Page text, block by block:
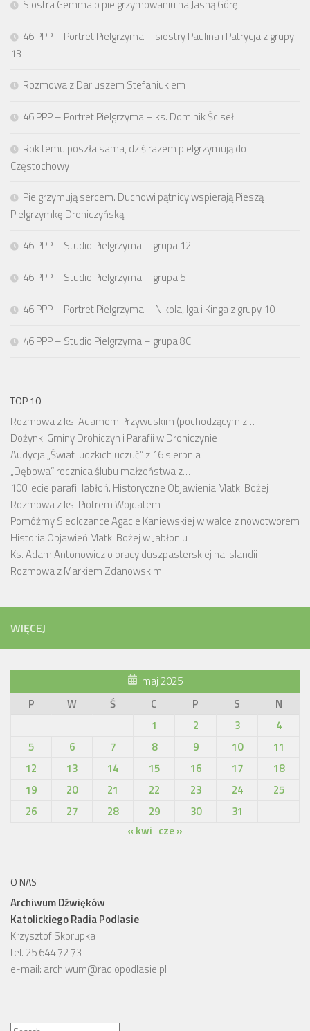
Siostra Gemma o pielgrzymowaniu na Jasną Górę
46 PPP – Portret Pielgrzyma – siostry Paulina i Patrycja z grupy
13
Rozmowa z Dariuszem Stefaniukiem
46 PPP – Portret Pielgrzyma – ks. Dominik Ściseł
Rok temu poszła sama, dziś razem pielgrzymują do
Częstochowy
Pielgrzymują sercem. Duchowi pątnicy wspierają Pieszą
Pielgrzymkę Drohiczyńską
46 PPP – Studio Pielgrzyma – grupa 12
46 PPP – Studio Pielgrzyma – grupa 5
46 PPP – Portret Pielgrzyma – Nikola, Iga i Kinga z grupy 10
46 PPP – Studio Pielgrzyma – grupa 8C
TOP 10
Rozmowa z ks. Adamem Przywuskim (pochodzącym z…
Dożynki Gminy Drohiczyn i Parafii w Drohiczynie
Audycja „Świat ludzkich uczuć” z 16 sierpnia
„Dębowa” rocznica ślubu małżeństwa z…
100 lecie parafii Jabłoń. Historyczne Objawienia Matki Bożej
Rozmowa z ks. Piotrem Wojdatem
Pomóżmy Siedlczance Agacie Kaniewskiej w walce z nowotworem
Historia Objawień Matki Bożej w Jabłoniu
Ks. Adam Antonowicz o pracy duszpasterskiej na Islandii
Rozmowa z Markiem Zdanowskim
WIĘCEJ
maj 2025
P
W Ś C P S
N
1
2 3
4
5
6 7 8 9 10
11
12
13 14 15 16 17
18
19
20 21 22 23 24
25
26
27 28 29 30
31
« kwi cze »
O NAS
Archiwum Dźwięków
Katolickiego Radia Podlasie
Krzysztof Skorupka
tel. 25 644 72 73
e-mail: archiwum@radiopodlasie.pl